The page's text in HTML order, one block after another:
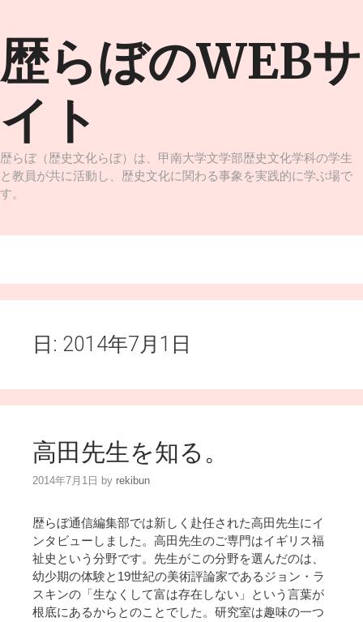
テ
ン
ツ
ッ
プ
歴らぼのWEBサ
イト
歴らぼ（歴史文化らぼ）は、甲南大学文学部歴史文化学科の学生
と教員が共に活動し、歴史文化に関わる事象を実践的に学ぶ場で
す。
日: 2014年7月1日
高田先生を知る。
2014年7月1日 by rekibun
歴らぼ通信編集部では新しく赴任された高田先生にイ
ンタビューしました。高田先生のご専門はイギリス福
祉史という分野です。先生がこの分野を選んだのは、
幼少期の体験と19世紀の美術評論家であるジョン・ラ
スキンの「生なくして富は存在しない」という言葉が
根底にあるからとのことでした。研究室は趣味の一つ